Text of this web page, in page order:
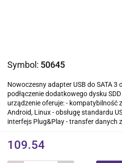
Symbol: 50645
Nowoczesny adapter USB do SATA 3
podłączenie dodatkowego dysku
urządzenie oferuje: - kompatybilność
Android, Linux - obsługę standardu
interfejs Plug&Play - transfer danych
109.54